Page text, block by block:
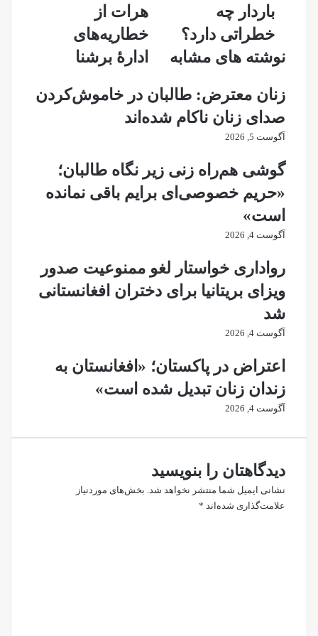
از
خطاریه‌‌های
ادارۀ
برشنا
هرات از
خطاریه‌‌های
ادارۀ برشنا
برای
زنان
باردار
چه
خطراتی
باردار چه
خطراتی دارد؟
نوشته های مشابه
زنان معترض: طالبان در خاموش‌کردن
صدای زنان ناکام شده‌اند
آگوست 5, 2026
گوشی هم‌راه زنی زیر نگاه طالبان؛
«حریم خصوصی‌ای برایم باقی نمانده
است»
آگوست 4, 2026
رواداری خواستار لغو ممنوعیت صدور
ویزای بریتانیا برای دختران افغانستانی
شد
آگوست 4, 2026
اعتراض در پاکستان؛ «افغانستان به
زندان زنان تبدیل شده است»
آگوست 4, 2026
دیدگاهتان را بنویسید
نشانی ایمیل شما منتشر نخواهد شد. بخش‌های موردنیاز
علامت‌گذاری شده‌اند *